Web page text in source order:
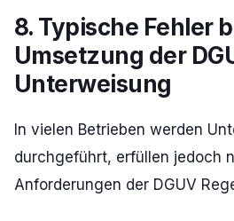
8. Typische Fehler
Umsetzung der
Unterweisung
In vielen Betrieben werden
durchgeführt, erfüllen jedoch
Anforderungen der DGUV